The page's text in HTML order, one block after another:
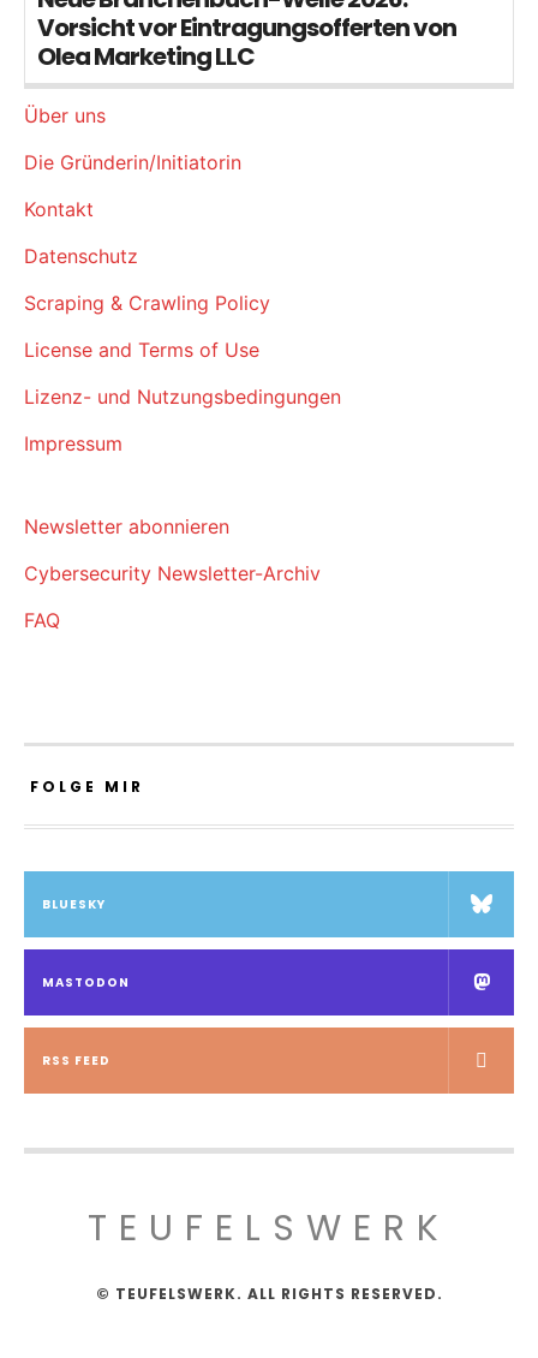
Vorsicht vor Eintragungsofferten von
Olea Marketing LLC
Über uns
Die Gründerin/Initiatorin
Kontakt
Datenschutz
Scraping & Crawling Policy
License and Terms of Use
Lizenz- und Nutzungsbedingungen
Impressum
Newsletter abonnieren
Cybersecurity Newsletter-Archiv
FAQ
FOLGE MIR
BLUESKY
MASTODON
RSS FEED
TEUFELSWERK
© TEUFELSWERK. ALL RIGHTS RESERVED.